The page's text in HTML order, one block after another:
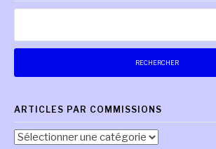
ARTICLES PAR COMMISSIONS
Articles